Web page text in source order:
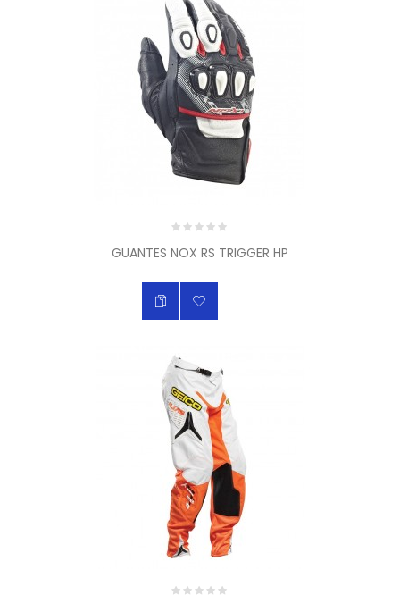
GUANTES NOX RS TRIGGER HP